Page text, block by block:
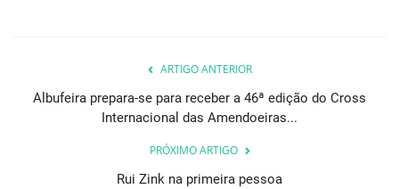
ARTIGO ANTERIOR
Albufeira prepara-se para receber a 46ª edição do Cross
Internacional das Amendoeiras...
PRÓXIMO ARTIGO
Rui Zink na primeira pessoa